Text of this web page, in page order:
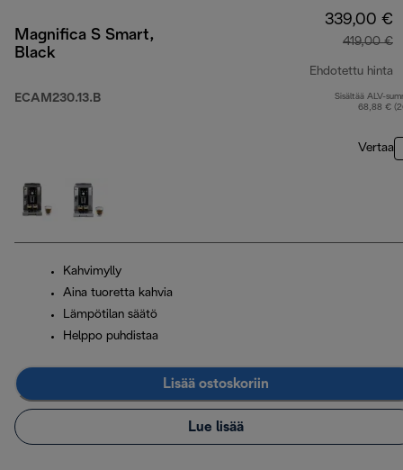
Magnifica S Smart,
Black
ECAM230.13.B
339,00 €
419,00 €
Ehdotettu hinta
Sisältää ALV-
68,88 €
Vertaa
Kahvimylly
Aina tuoretta kahvia
Lämpötilan säätö
Helppo puhdistaa
Lisää ostoskoriin
Lue lisää